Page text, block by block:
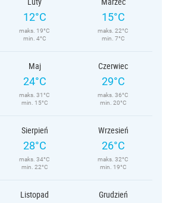
12°C
maks. 19°C
min. 4°C
15°C
maks. 22°C
min. 7°C
Maj
24°C
maks. 31°C
min. 15°C
Czerwiec
29°C
maks. 36°C
min. 20°C
Sierpień
28°C
maks. 34°C
min. 22°C
Wrzesień
26°C
maks. 32°C
min. 19°C
Listopad Grudzień